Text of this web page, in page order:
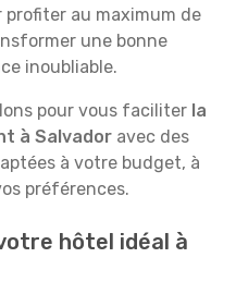
profiter au maximum de
une bonne
inoubliable.
pour vous faciliter la
à Salvador avec des
à votre budget, à
préférences.
hôtel idéal à